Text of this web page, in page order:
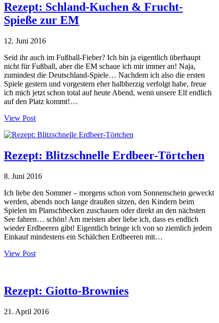
Rezept: Schland-Kuchen & Frucht-
Spieße zur EM
12. Juni 2016
Seid ihr auch im Fußball-Fieber? Ich bin ja eigentlich überhaupt
nicht für Fußball, aber die EM schaue ich mir immer an! Naja,
zumindest die Deutschland-Spiele… Nachdem ich also die ersten
Spiele gestern und vorgestern eher halbherzig verfolgt habe, freue
ich mich jetzt schon total auf heute Abend, wenn unsere Elf endlich
auf den Platz kommt!…
View Post
Rezept: Blitzschnelle Erdbeer-Törtchen
8. Juni 2016
Ich liebe den Sommer – morgens schon vom Sonnenschein geweckt
werden, abends noch lange draußen sitzen, den Kindern beim
Spielen im Planschbecken zuschauen oder direkt an den nächsten
See fahren… schön! Am meisten aber liebe ich, dass es endlich
wieder Erdbeeren gibt! Eigentlich bringe ich von so ziemlich jedem
Einkauf mindestens ein Schälchen Erdbeeren mit…
View Post
Rezept: Giotto-Brownies
21. April 2016